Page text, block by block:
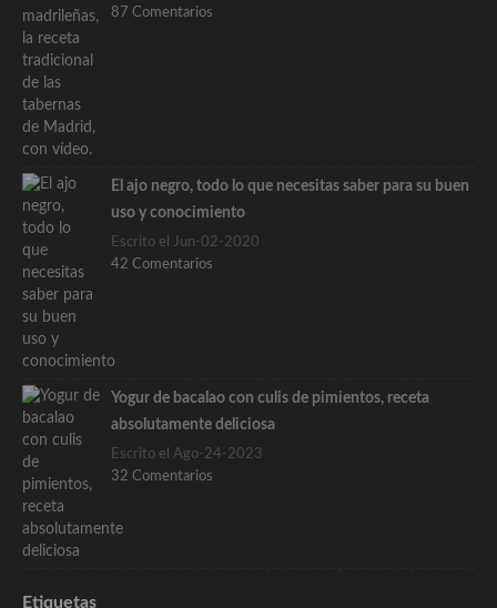
87 Comentarios
El ajo negro, todo lo que necesitas saber para su buen
uso y conocimiento
Escrito el Jun-02-2020
42 Comentarios
Yogur de bacalao con culis de pimientos, receta
absolutamente deliciosa
Escrito el Ago-24-2023
32 Comentarios
Etiquetas